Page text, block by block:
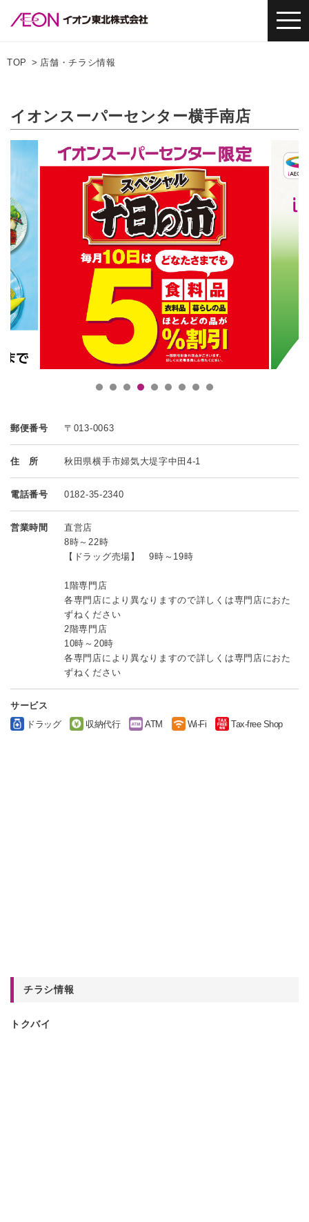
TOP 店舗・チラシ情報
イオンスーパーセンター横手南店
郵便番号 〒013-0063
住 所 秋田県横手市婦気大堤字中田4-1
電話番号 0182-35-2340
営業時間
直営店
8時～22時
【ドラッグ売場】 9時～19時
1階専門店
各専門店により異なりますので詳しくは専門店におた
ずねください
2階専門店
10時～20時
各専門店により異なりますので詳しくは専門店におた
ずねください
サービス
ドラッグ
収納代行 ATM Wi-Fi Tax-free Shop
チラシ情報
トクバイ